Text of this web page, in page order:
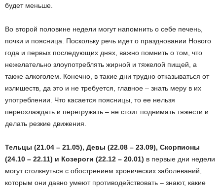
будет меньше.
Во второй половине недели могут напомнить о себе печень,
почки и поясница. Поскольку речь идет о праздновании Нового
года и первых последующих днях, важно помнить о том, что
нежелательно злоупотреблять жирной и тяжелой пищей, а
также алкоголем. Конечно, в такие дни трудно отказываться от
излишеств, да это и не требуется, главное – знать меру в их
употреблении. Что касается поясницы, то ее нельзя
переохлаждать и перегружать – не стоит поднимать тяжести и
делать резкие движения.
Тельцы (21.04 – 21.05), Девы (22.08 – 23.09), Скорпионы
(24.10 – 22.11) и Козероги (22.12 – 20.01) в первые дни недели
могут столкнуться с обострением хронических заболеваний,
которым они давно умеют противодействовать – знают, какие